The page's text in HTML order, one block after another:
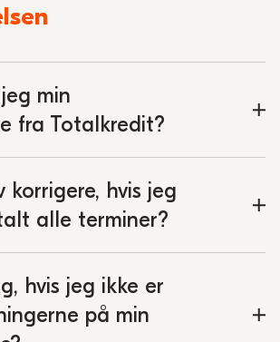
min
fra Totalkredit?
korrigere, hvis jeg
alle terminer?
hvis jeg ikke er
på min